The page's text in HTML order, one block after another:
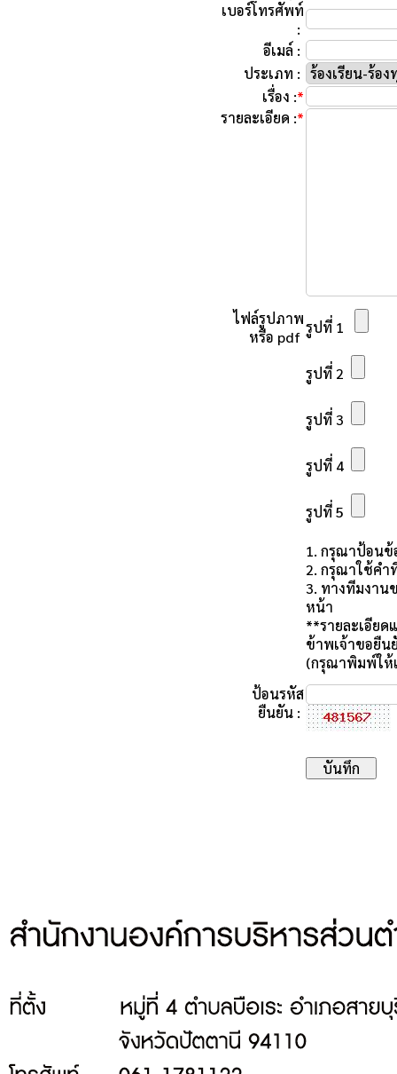
เบอร์โทรศัพท์
:
อีเมล์ :
ประเภท :
เรื่อง :*
รายละเอียด :*
ไฟล์รูปภาพ
หรือ pdf
รูปที่ 1
รูปที่ 2
รูปที่ 3
รูปที่ 4
รูปที่ 5
1. กรุณาป้อน
2. กรุณาใช้คำ
3. ทางทีมงาน
หน้า
**รายละเอียด
ข้าพเจ้าขอยืน
(กรุณาพิมพ์ให้
ป้อนรหัส
ยืนยัน :